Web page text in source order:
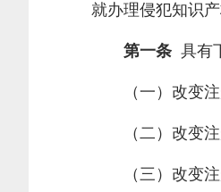
就办理侵犯知识
第一条 具有
（一）改变注
（二）改变注
（三）改变注